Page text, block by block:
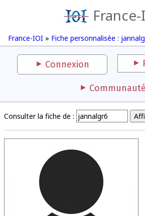
France-IOI » Fiche personnalisée :
Connexion
Communauté
Consulter la fiche de :